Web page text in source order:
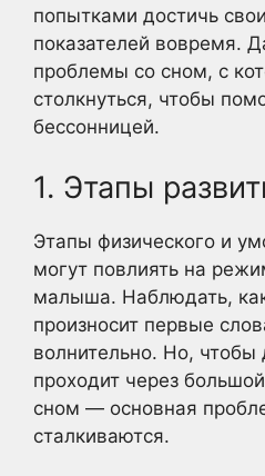
попытками достичь
показателей вовремя.
проблемы со сном, с
столкнуться, чтобы
бессонницей.
1. Этапы
Этапы физического и
могут повлиять на
малыша. Наблюдать,
произносит первые
волнительно. Но, чтобы
проходит через
сном — основная
сталкиваются.